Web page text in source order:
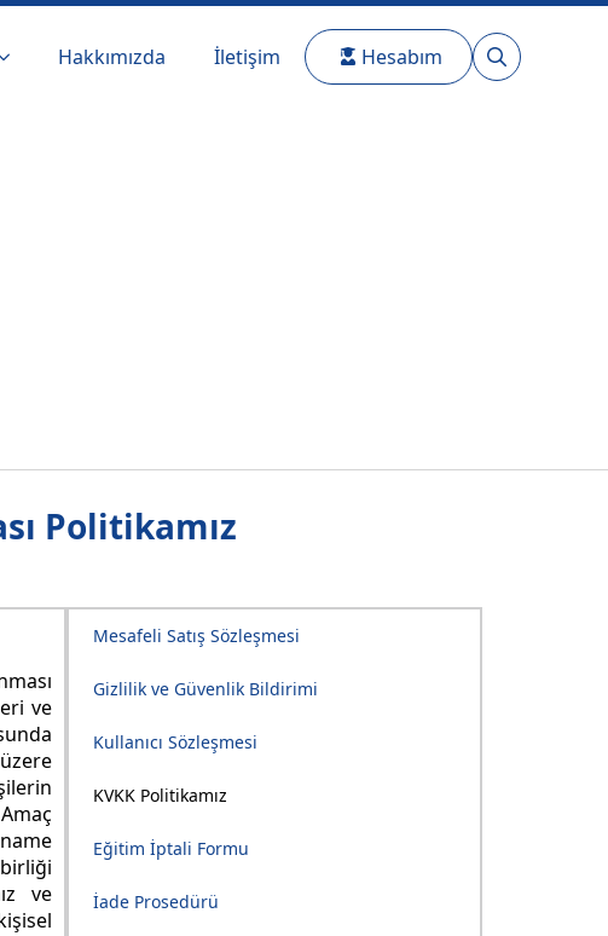
Hakkımızda İletişim
Hesabım
Politikamız
ve
ve
Mesafeli Satış Sözleşmesi
Gizlilik ve Güvenlik Bildirimi
Kullanıcı Sözleşmesi
KVKK Politikamız
Eğitim İptali Formu
İade Prosedürü